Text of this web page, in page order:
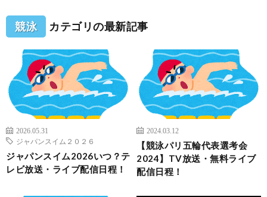
競泳 カテゴリの最新記事
2026.05.31
ジャパンスイム２０２６
ジャパンスイム2026いつ？テ
レビ放送・ライブ配信日程！
2024.03.12
【競泳パリ五輪代表選考会
2024】TV放送・無料ライブ
配信日程！